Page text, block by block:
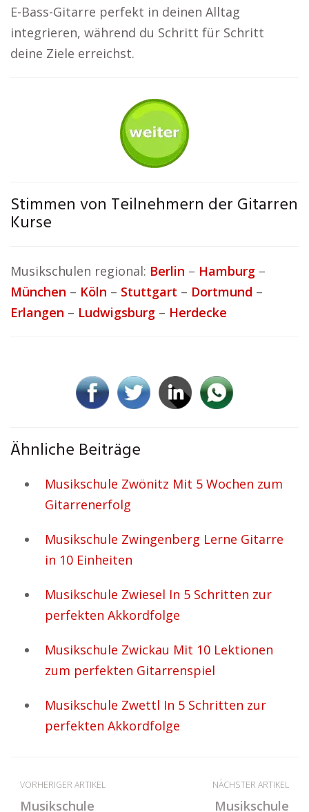
E-Bass-Gitarre perfekt in deinen Alltag
integrieren, während du Schritt für Schritt
deine Ziele erreichst.
Stimmen von Teilnehmern der Gitarren
Kurse
Musikschulen regional: Berlin – Hamburg –
München – Köln – Stuttgart – Dortmund –
Erlangen – Ludwigsburg – Herdecke
Ähnliche Beiträge
Musikschule Zwönitz Mit 5 Wochen zum
Gitarrenerfolg
Musikschule Zwingenberg Lerne Gitarre
in 10 Einheiten
Musikschule Zwiesel In 5 Schritten zur
perfekten Akkordfolge
Musikschule Zwickau Mit 10 Lektionen
zum perfekten Gitarrenspiel
Musikschule Zwettl In 5 Schritten zur
perfekten Akkordfolge
VORHERIGER ARTIKEL
Musikschule
NÄCHSTER ARTIKEL
Musikschule